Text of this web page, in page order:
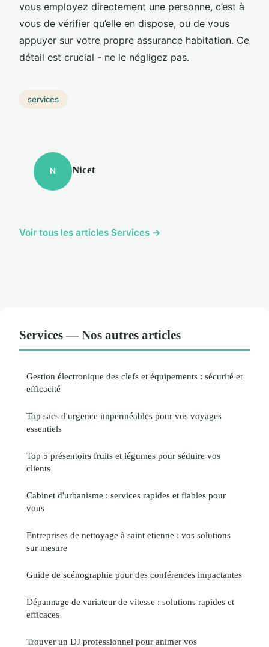
vous employez directement une personne, c’est à
vous de vérifier qu’elle en dispose, ou de vous
appuyer sur votre propre assurance habitation. Ce
détail est crucial - ne le négligez pas.
services
N Nicet
Voir tous les articles Services →
Services — Nos autres articles
Gestion électronique des clefs et équipements : sécurité et
efficacité
Top sacs d'urgence imperméables pour vos voyages
essentiels
Top 5 présentoirs fruits et légumes pour séduire vos
clients
Cabinet d'urbanisme : services rapides et fiables pour
vous
Entreprises de nettoyage à saint etienne : vos solutions
sur mesure
Guide de scénographie pour des conférences impactantes
Dépannage de variateur de vitesse : solutions rapides et
efficaces
Trouver un DJ professionnel pour animer vos